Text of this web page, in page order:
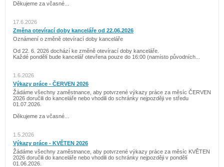
Děkujeme za včasné...
17.6.2026
Změna otevírací doby kanceláře od 22.06.2026
Oznámení o změně otevírací doby kanceláře
Od 22. 6. 2026 dochází ke změně otevírací doby kanceláře.
Každé pondělí bude kancelář otevřena pouze do 16:00 (namísto původních...
1.6.2026
Výkazy práce - ČERVEN 2026
Žádáme všechny zaměstnance, aby potvrzené výkazy práce za měsíc ČERVEN
2026 doručili do kanceláře nebo vhodili do schránky nejpozději ve středu
01.07.2026.
Děkujeme za včasné...
1.5.2026
Výkazy práce - KVĚTEN 2026
Žádáme všechny zaměstnance, aby potvrzené výkazy práce za měsíc KVĚTEN
2026 doručili do kanceláře nebo vhodili do schránky nejpozději v pondělí
01.06.2026.